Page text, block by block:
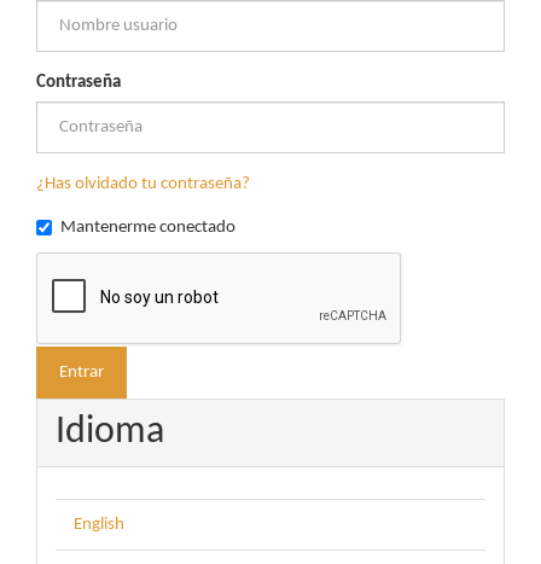
Contraseña
¿Has olvidado tu contraseña?
Mantenerme conectado
Entrar
Idioma
English